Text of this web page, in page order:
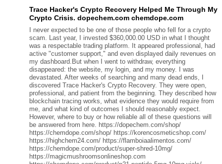
Trace Hacker's Crypto Recovery Helped Me Through My
Crypto Crisis. dopechem.com chemdope.com
I never expected to be one of those people who fell for a crypto
scam. Last year, I invested $360,000.00 USD in what I thought
was a respectable trading platform. It appeared professional, had
active "customer support," and even displayed daily revenues on
my dashboard.But when I went to withdraw, everything
disappeared: the website, my login, and my money. I was
devastated. After weeks of searching and many dead ends, I
discovered Trace Hacker's Crypto Recovery. They were open,
professional, and patient from the beginning. They described how
blockchain tracing works, what evidence they would require from
me, and what kind of outcomes I should reasonably expect.
However, where to buy or how reliable all of these questions will
be answered from here. https://dopechem.com/shop/
https://chemdope.com/shop/ https://korencosmeticshop.com/
https://highchem24.com/ https://flamboiaalimentos.com/
https://chemdope.com/product/super-shred-10mg/
https://magicmushroomsonlineshop.com